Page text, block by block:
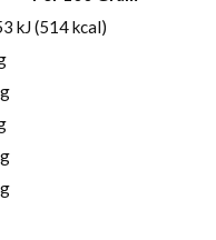
kJ (514 kcal)